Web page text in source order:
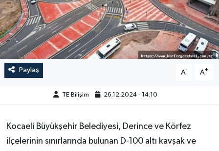
Paylaş A- A+
TE Bilişim 26.12.2024 - 14:10
Kocaeli Büyükşehir Belediyesi, Derince ve Körfez
ilçelerinin sınırlarında bulunan D-100 altı kavşak ve